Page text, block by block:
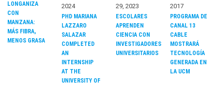
LONGANIZA
CON
MANZANA:
MÁS FIBRA,
MENOS GRASA
2024
PHD MARIANA
LAZZARO
SALAZAR
COMPLETED
AN
INTERNSHIP
AT THE
UNIVERSITY OF
29, 2023
ESCOLARES
APRENDEN
CIENCIA CON
INVESTIGADORES
UNIVERSITARIOS
2017
PROGRAMA DE
CANAL 13
CABLE
MOSTRARÁ
TECNOLOGÍA
GENERADA EN
LA UCM